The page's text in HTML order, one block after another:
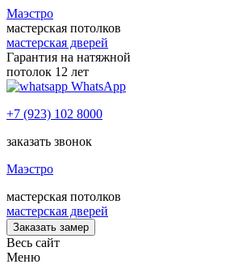
Маэстро
мастерская потолков
мастерская дверей
Гарантия на натяжной
потолок 12 лет
WhatsApp
+7 (923) 102 8000
заказать звонок
Маэстро
мастерская потолков
мастерская дверей
Заказать замер
Весь сайт
Меню